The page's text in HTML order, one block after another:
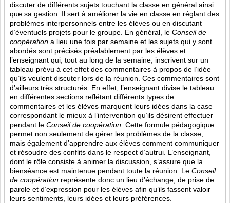
discuter de différents sujets touchant la classe en général ainsi
que sa gestion. Il sert à améliorer la vie en classe en réglant des
problèmes interpersonnels entre les élèves ou en discutant
d’éventuels projets pour le groupe. En général, le Conseil de
coopération a lieu une fois par semaine et les sujets qui y sont
abordés sont précisés préalablement par les élèves et
l’enseignant qui, tout au long de la semaine, inscrivent sur un
tableau prévu à cet effet des commentaires à propos de l’idée
qu’ils veulent discuter lors de la réunion. Ces commentaires sont
d’ailleurs très structurés. En effet, l’enseignant divise le tableau
en différentes sections reflétant différents types de
commentaires et les élèves marquent leurs idées dans la case
correspondant le mieux à l’intervention qu’ils désirent effectuer
pendant le Conseil de coopération . Cette formule pédagogique
permet non seulement de gérer les problèmes de la classe,
mais également d’apprendre aux élèves comment communiquer
et résoudre des conflits dans le respect d’autrui. L’enseignant,
dont le rôle consiste à animer la discussion, s’assure que la
bienséance est maintenue pendant toute la réunion. Le Conseil
de coopération représente donc un lieu d’échange, de prise de
parole et d’expression pour les élèves afin qu’ils fassent valoir
leurs sentiments, leurs idées et leurs préférences.